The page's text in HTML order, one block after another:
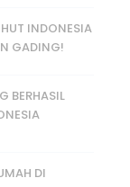
INDONESIA
GADING!
BERHASIL
DI